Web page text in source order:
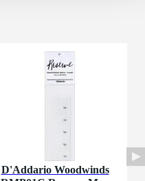
D'Addario Woodwinds